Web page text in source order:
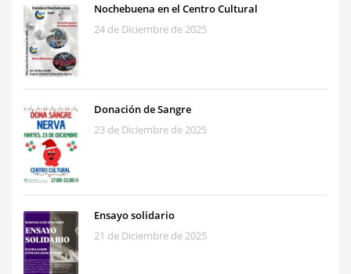
Nochebuena en el Centro Cultural
24 de Diciembre de 2025
Donación de Sangre
23 de Diciembre de 2025
Ensayo solidario
21 de Diciembre de 2025